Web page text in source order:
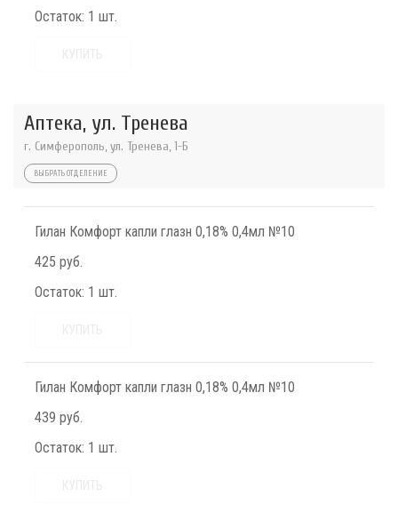
Остаток: 1 шт.
Аптека, ул. Тренева
г. Симферополь, ул. Тренева, 1-Б
ВЫБРАТЬ ОТДЕЛЕНИЕ
Гилан Комфорт капли глазн 0,18% 0,4мл №10
425 руб.
Остаток: 1 шт.
Гилан Комфорт капли глазн 0,18% 0,4мл №10
439 руб.
Остаток: 1 шт.